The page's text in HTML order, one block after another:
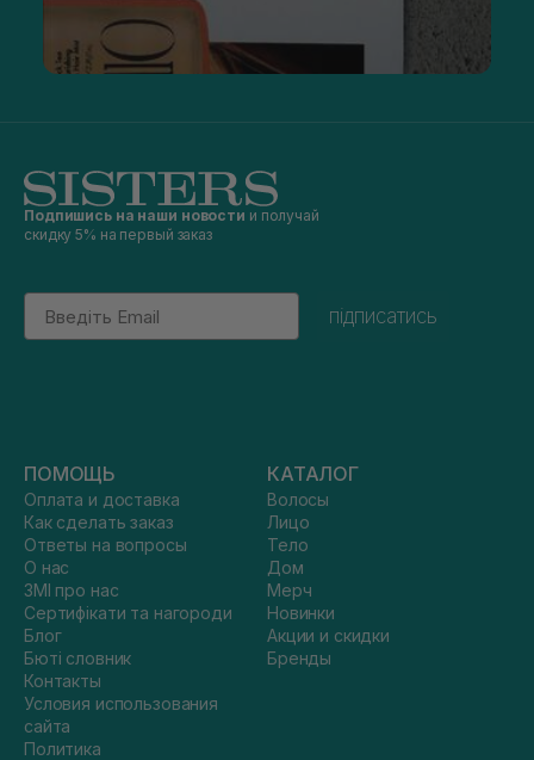
Подпишись на наши новости и получай
скидку 5% на первый заказ
Email
підписатись
ПОМОЩЬ
Оплата и доставка
Как сделать заказ
Ответы на вопросы
О нас
ЗМІ про нас
Сертифікати та нагороди
Блог
Бюті словник
Контакты
Условия использования
сайта
Политика
КАТАЛОГ
Волосы
Лицо
Тело
Дом
Мерч
Новинки
Акции и скидки
Бренды